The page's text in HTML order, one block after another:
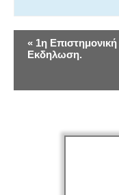
Εκδήλωση
« 1η Επιστημονική
Εκδηλωση.